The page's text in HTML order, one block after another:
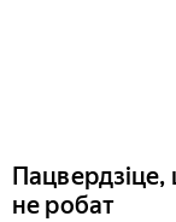
Пацвердзіце,
не робат